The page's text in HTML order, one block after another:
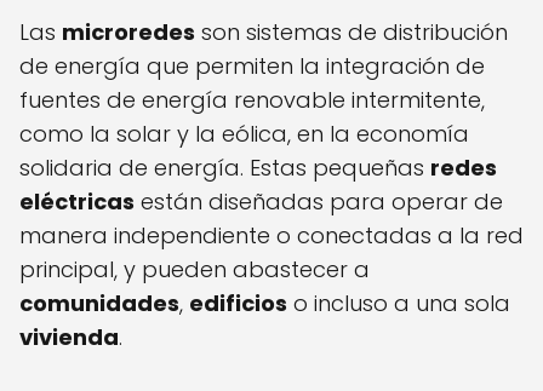
Las microredes son sistemas de distribución
de energía que permiten la integración de
fuentes de energía renovable intermitente,
como la solar y la eólica, en la economía
solidaria de energía. Estas pequeñas redes
eléctricas están diseñadas para operar de
manera independiente o conectadas a la red
principal, y pueden abastecer a
comunidades, edificios o incluso a una sola
vivienda.